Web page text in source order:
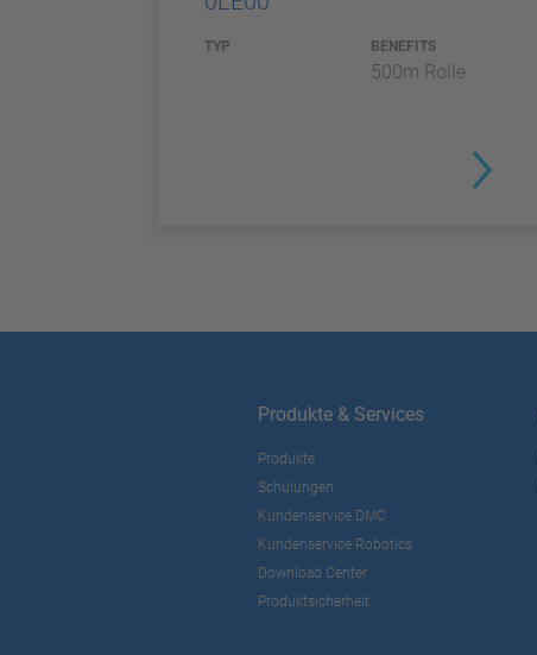
TYP BENEFITS
500m Rolle
Produkte & Services
Produkte
Schulungen
Kundenservice DMC
Kundenservice Robotics
Download Center
Produktsicherheit